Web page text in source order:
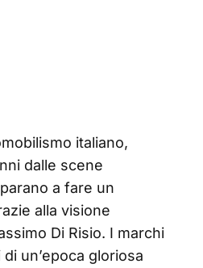
italiano,
dalle scene
a fare un
alla visione
Di Risio. I marchi
di un’epoca gloriosa